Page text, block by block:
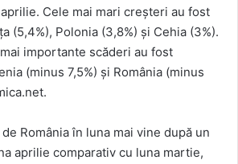
Cele mai mari creşteri au fost
(5,4%), Polonia (3,8%) şi Cehia (3%).
importante scăderi au fost
(minus 7,5%) şi România (minus
România în luna mai vine după un
aprilie comparativ cu luna martie,